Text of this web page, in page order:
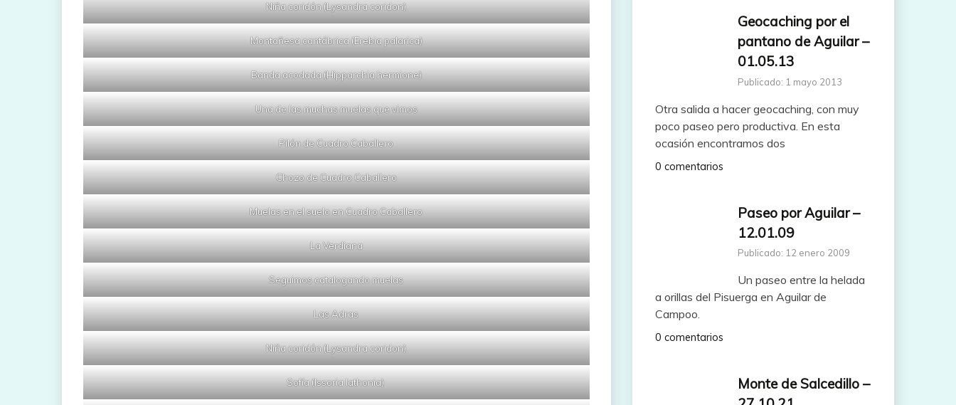
Niña coridón (Lysandra coridon)
Montañesa cantábrica (Erebia palarica)
Banda acodada (Hipparchia hermione)
Una de las muchas muelas que vimos
Pilón de Cuadro Caballero
Chozo de Cuadro Caballero
Muelas en el suelo en Cuadro Caballero
La Verdiana
Seguimos catalogando muelas
Las Adras
Niña coridón (Lysandra coridon)
Sofía (Issoria lathonia)
Geocaching por el
pantano de Aguilar –
01.05.13
Publicado: 1 mayo 2013
Otra salida a hacer geocaching, con muy
poco paseo pero productiva. En esta
ocasión encontramos dos
0 comentarios
Paseo por Aguilar –
12.01.09
Publicado: 12 enero 2009
Un paseo entre la helada
a orillas del Pisuerga en Aguilar de
Campoo.
0 comentarios
Monte de Salcedillo –